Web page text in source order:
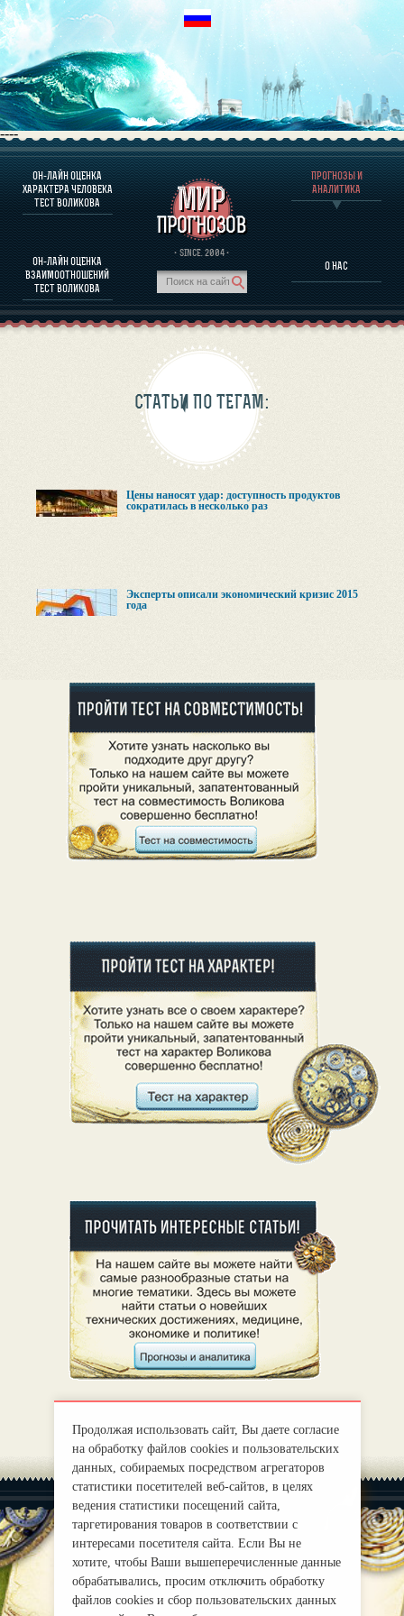
----
ОН-ЛАЙН ОЦЕНКА
ХАРАКТЕРА ЧЕЛОВЕКА
ТЕСТ ВОЛИКОВА
ОН-ЛАЙН ОЦЕНКА
ВЗАИМООТНОШЕНИЙ
ТЕСТ ВОЛИКОВА
· SINCE. 2004 ·
ПРОГНОЗЫ И
АНАЛИТИКА
О НАС
О ПРОГРАММЕ
ОЦЕНКА ХАРАКТЕРA ЧЕЛОВЕКА
ОЦЕНКА ХАРАКТЕРА ВЫДАЮЩИХСЯ ЛИЧНОСТЕЙ
О ПРОГРАММЕ
ПРОГНОЗЫ И АНАЛИТИКА
СТАТЬИ ПО ТЕГАМ:
Цены наносят удар: доступность продуктов
сократилась в несколько раз
Эксперты описали экономический кризис 2015
года
О нас
Правила
mirprognoz@mail.ru
Продолжая использовать сайт, Вы даете согласие
на обработку файлов cookies и пользовательских
данных, собираемых посредством агрегаторов
статистики посетителей веб-сайтов, в целях
ведения статистики посещений сайта,
таргетирования товаров в соответствии с
интересами посетителя сайта. Если Вы не
хотите, чтобы Ваши вышеперечисленные данные
обрабатывались, просим отключить обработку
файлов cookies и сбор пользовательских данных